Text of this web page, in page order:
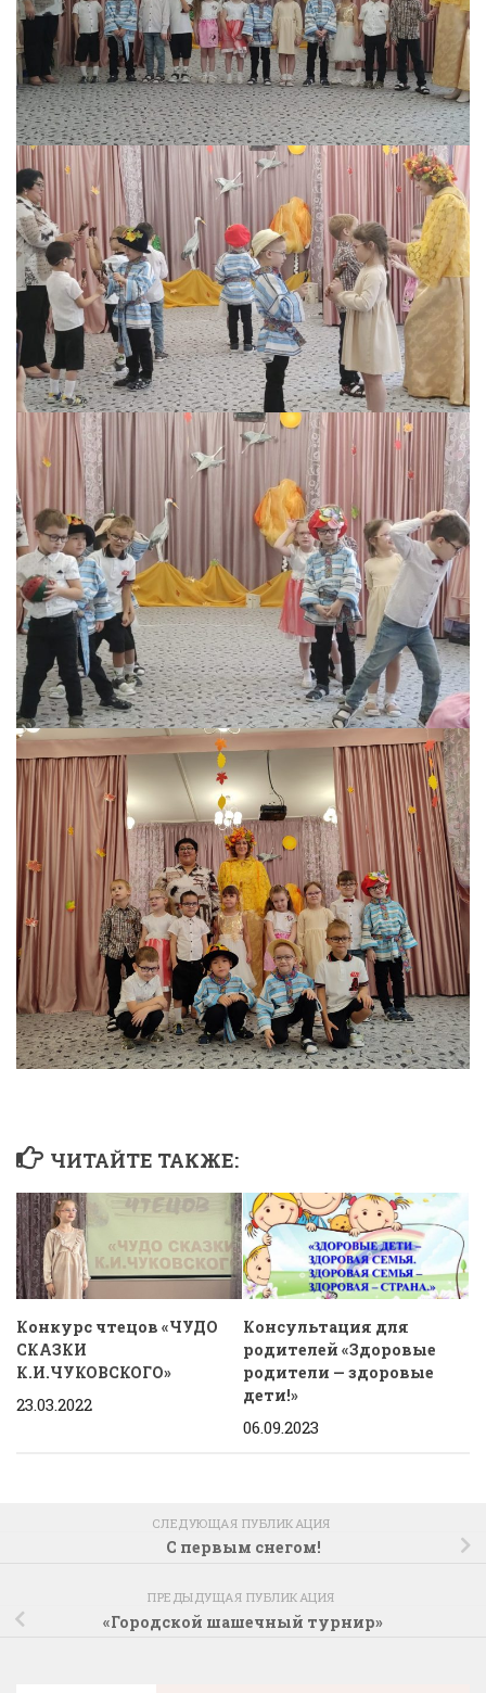
ЧИТАЙТЕ ТАКЖЕ:
Конкурс чтецов «ЧУДО
СКАЗКИ
К.И.ЧУКОВСКОГО»
23.03.2022
Консультация для
родителей «Здоровые
родители — здоровые
дети!»
06.09.2023
СЛЕДУЮЩАЯ ПУБЛИКАЦИЯ
С первым снегом!
ПРЕДЫДУЩАЯ ПУБЛИКАЦИЯ
«Городской шашечный турнир»